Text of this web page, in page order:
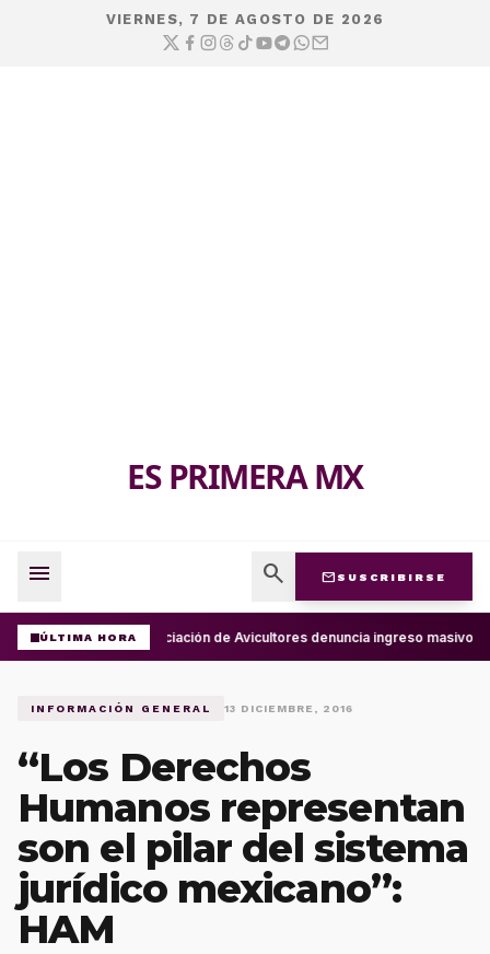
VIERNES, 7 DE AGOSTO DE 2026
ES PRIMERA MX
menu search mail SUSCRIBIRSE
ÚLTIMA HORAAsociación de Avicultores denuncia ingreso masivo
INFORMACIÓN GENERAL 13 DICIEMBRE, 2016
“Los Derechos
Humanos representan
son el pilar del sistema
jurídico mexicano”:
HAM